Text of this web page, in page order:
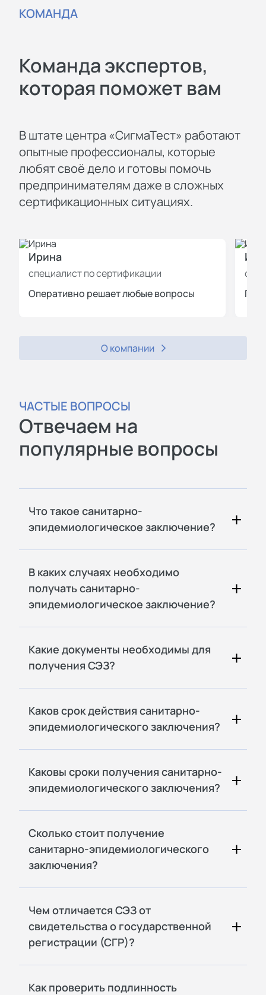
КОМАНДА
Команда экспертов,
которая поможет вам
В штате центра «СигмаТест» работают
опытные профессионалы, которые
любят своё дело и готовы помочь
предпринимателям даже в сложных
сертификационных ситуациях.
Ирина
специалист по сертификации
Оперативно решает любые вопросы
О компании
ЧАСТЫЕ ВОПРОСЫ
Отвечаем на
популярные вопросы
Что такое санитарно-
эпидемиологическое заключение?
В каких случаях необходимо
получать санитарно-
эпидемиологическое заключение?
Какие документы необходимы для
получения СЭЗ?
Каков срок действия санитарно-
эпидемиологического заключения?
Каковы сроки получения санитарно-
эпидемиологического заключения?
Сколько стоит получение
санитарно-эпидемиологического
заключения?
Чем отличается СЭЗ от
свидетельства о государственной
регистрации (СГР)?
Как проверить подлинность